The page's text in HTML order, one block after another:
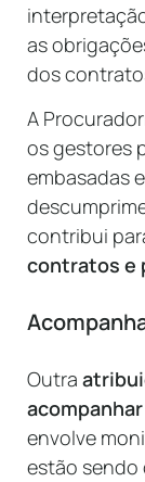
as
dos
A
os gestores
embasadas
contribui
contratos e
Outra
envolve
estão sendo